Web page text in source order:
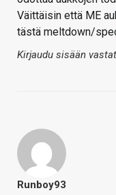
Väittäisin että ME
tästä meltdown/
Kirjaudu sisään
Runboy93